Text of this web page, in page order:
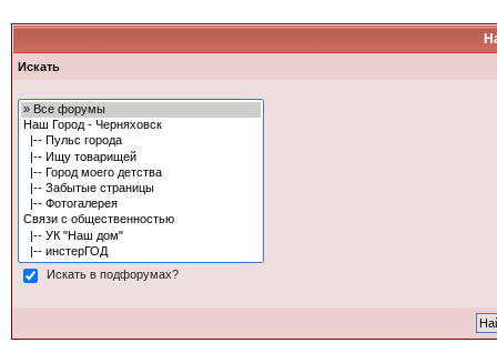
Искать
Искать в подфорумах?